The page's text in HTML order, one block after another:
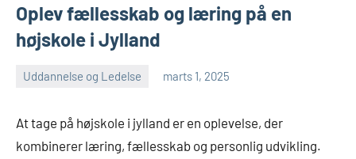
Oplev fællesskab og læring på en
højskole i Jylland
Uddannelse og Ledelse marts 1, 2025
At tage på højskole i jylland er en oplevelse, der
kombinerer læring, fællesskab og personlig udvikling.